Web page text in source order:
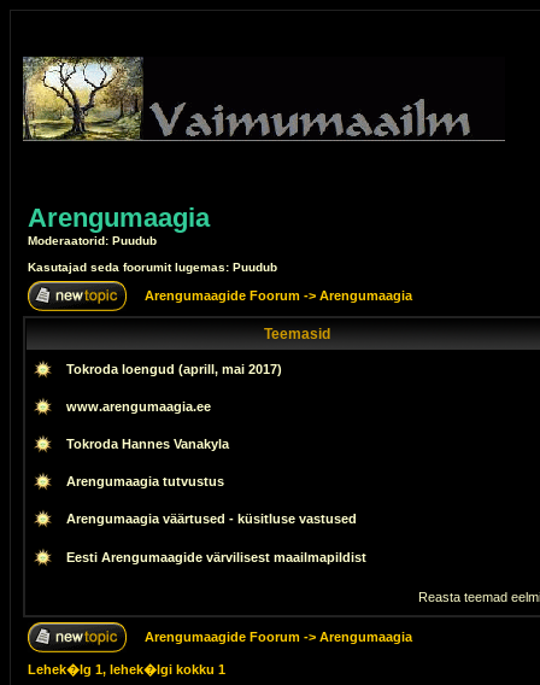
Arengumaagia
Moderaatorid: Puudub
Kasutajad seda foorumit lugemas: Puudub
Arengumaagide Foorum -> Arengumaagia
Teemasid
Tokroda loengud (aprill, mai 2017)
www.arengumaagia.ee
Tokroda Hannes Vanakyla
Arengumaagia tutvustus
Arengumaagia väärtused - küsitluse vastused
Eesti Arengumaagide värvilisest maailmapildist
Reasta teemad
Arengumaagide Foorum -> Arengumaagia
Lehek�lg 1, lehek�lgi kokku 1